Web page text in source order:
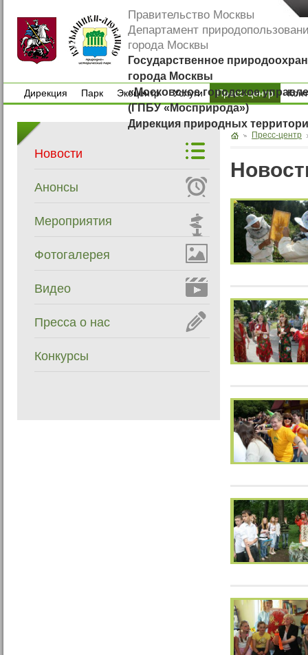
Правительство Москвы
Департамент
города Москвы
Государственное
города Москвы
«Московское городское
(ГПБУ «Мосприрода»)
Дирекция природных
Дирекция
Парк
Экоцентр
Экоцентр
Услуги
Услуги
Пресс-центр
Новости
Анонсы
Мероприятия
Фотогалерея
Видео
Пресса о нас
Конкурсы
Пресс-центр